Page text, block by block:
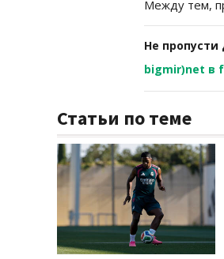
Между тем,
Не
bigmir)net в
Статьи по теме